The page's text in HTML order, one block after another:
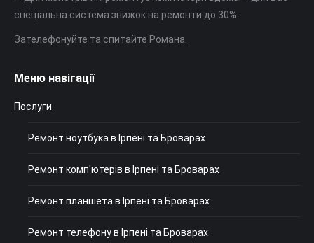
спеціальна система знижок на ремонти до 30%.
Зателефонуйте та спитайте Романа.
Меню навігації
Послуги
Ремонт ноутбука в Ірпені та Броварах.
Ремонт комп'ютерів в Ірпені та Броварах
Ремонт планшета в Ірпені та Броварах
Ремонт телефону в Ірпені та Броварах